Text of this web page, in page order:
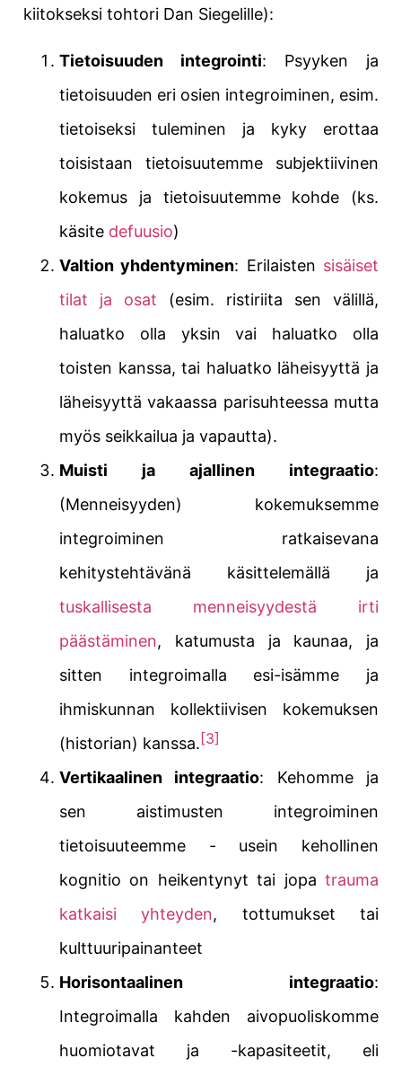
kiitokseksi tohtori Dan Siegelille):
Tietoisuuden integrointi: Psyyken ja
tietoisuuden eri osien integroiminen, esim.
tietoiseksi tuleminen ja kyky erottaa
toisistaan tietoisuutemme subjektiivinen
kokemus ja tietoisuutemme kohde (ks.
käsite defuusio)
Valtion yhdentyminen: Erilaisten sisäiset
tilat ja osat (esim. ristiriita sen välillä,
haluatko olla yksin vai haluatko olla
toisten kanssa, tai haluatko läheisyyttä ja
läheisyyttä vakaassa parisuhteessa mutta
myös seikkailua ja vapautta).
Muisti ja ajallinen integraatio:
(Menneisyyden) kokemuksemme
integroiminen ratkaisevana
kehitystehtävänä käsittelemällä ja
tuskallisesta menneisyydestä irti
päästäminen, katumusta ja kaunaa, ja
sitten integroimalla esi-isämme ja
ihmiskunnan kollektiivisen kokemuksen
(historian) kanssa.[3]
Vertikaalinen integraatio: Kehomme ja
sen aistimusten integroiminen
tietoisuuteemme - usein kehollinen
kognitio on heikentynyt tai jopa trauma
katkaisi yhteyden, tottumukset tai
kulttuuripainanteet
Horisontaalinen integraatio:
Integroimalla kahden aivopuoliskomme
huomiotavat ja -kapasiteetit, eli